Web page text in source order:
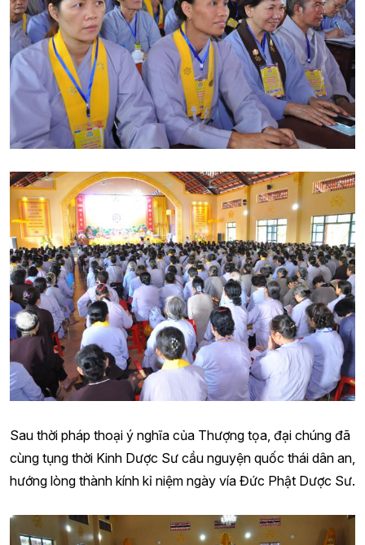
Sau thời pháp thoại ý nghĩa của Thượng tọa, đại chúng đã
cùng tụng thời Kinh Dược Sư cầu nguyện quốc thái dân an,
hướng lòng thành kính kỉ niệm ngày vía Đức Phật Dược Sư.